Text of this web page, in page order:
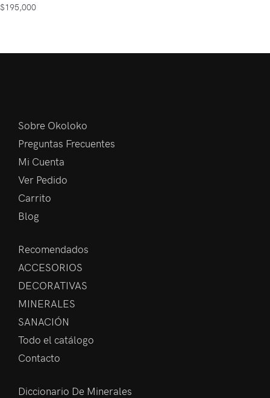
$195,000
Sobre Okoloko
Preguntas Frecuentes
Mi Cuenta
Ver Pedido
Carrito
Blog
Recomendados
ACCESORIOS
DECORATIVAS
MINERALES
SANACIÓN
Todo el catálogo
Contacto
Diccionario De Minerales